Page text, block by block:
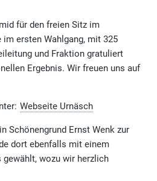
für den freien Sitz im
im ersten Wahlgang, mit 325
und Fraktion gratuliert
Ergebnis. Wir freuen uns auf
Webseite Urnäsch
Schönengrund Ernst Wenk zur
dort ebenfalls mit einem
gewählt, wozu wir herzlich